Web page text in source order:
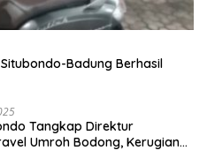
Badung Berhasil
Tangkap Direktur
Umroh Bodong, Kerugian